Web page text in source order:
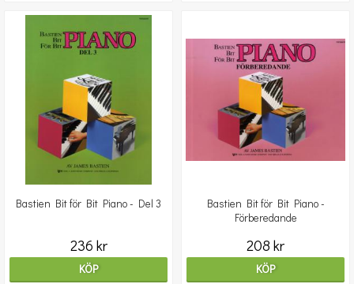
Bastien Bit för Bit Piano - Del 3
236 kr
KÖP
Bastien Bit för Bit Piano -
Förberedande
208 kr
KÖP